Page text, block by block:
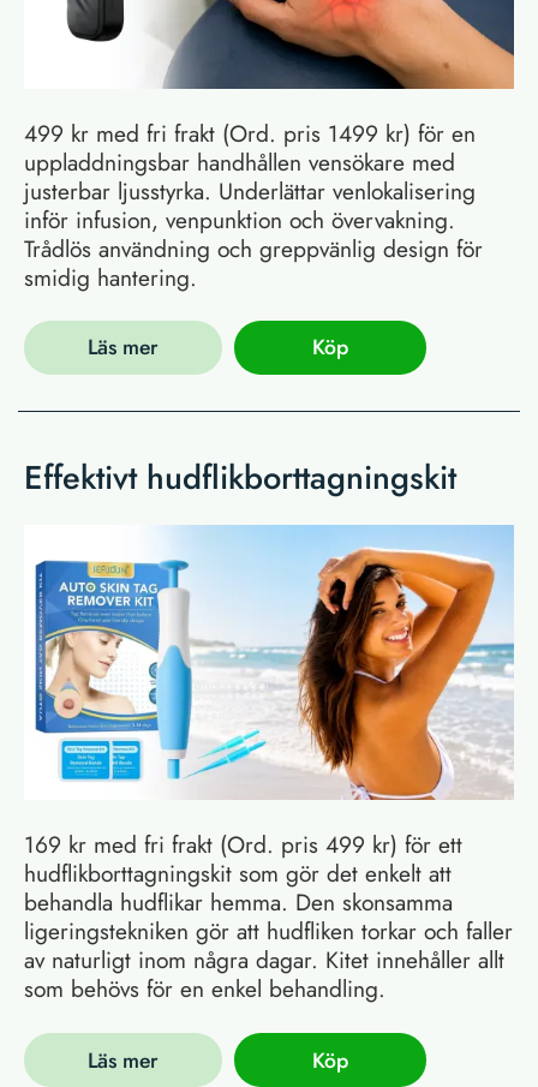
499 kr med fri frakt (Ord. pris 1499 kr) för en
uppladdningsbar handhållen vensökare med
justerbar ljusstyrka. Underlättar venlokalisering
inför infusion, venpunktion och övervakning.
Trådlös användning och greppvänlig design för
smidig hantering.
Läs mer Köp
Effektivt hudflikborttagningskit
169 kr med fri frakt (Ord. pris 499 kr) för ett
hudflikborttagningskit som gör det enkelt att
behandla hudflikar hemma. Den skonsamma
ligeringstekniken gör att hudfliken torkar och faller
av naturligt inom några dagar. Kitet innehåller allt
som behövs för en enkel behandling.
Läs mer Köp